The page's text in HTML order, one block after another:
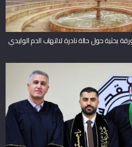
حول حالة نادرة لالتهاب الدم الوليدي